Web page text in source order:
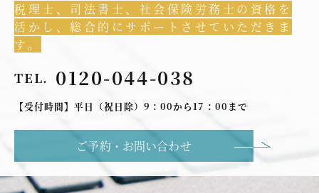
税理士、司法書士、社会保険労務士の資格を
活かし、総合的にサポートさせていただきま
す。
TEL. 0120-044-038
【受付時間】平日（祝日除）9：00から17：00まで
ご予約・お問い合わせ